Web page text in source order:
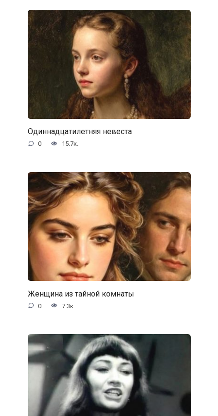
Одиннадцатилетняя невеста
0 15.7к.
Женщина из тайной комнаты
0 7.3к.